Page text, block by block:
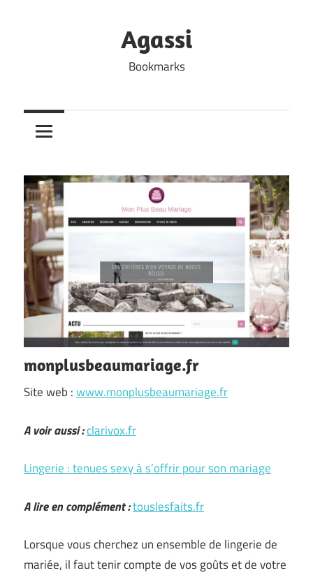
Agassi
Bookmarks
monplusbeaumariage.fr
Site web :www.monplusbeaumariage.fr
A voir aussi :clarivox.fr
Lingerie : tenues sexy à s’offrir pour son mariage
A lire en complément :touslesfaits.fr
Lorsque vous cherchez un ensemble de lingerie de
mariée, il faut tenir compte de vos goûts et de votre